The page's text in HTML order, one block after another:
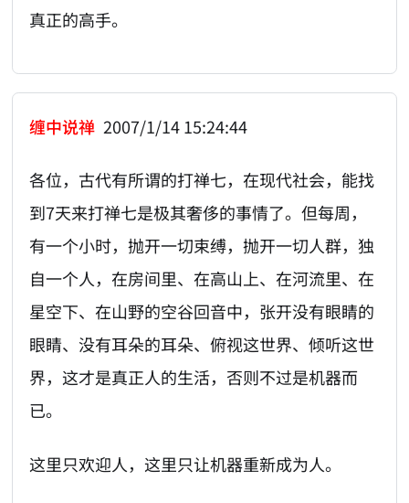
真正的高手。
缠中说禅 2007/1/14 15:24:44
各位，古代有所谓的打禅七，在现代社会，能找
到7天来打禅七是极其奢侈的事情了。但每周，
有一个小时，抛开一切束缚，抛开一切人群，独
自一个人，在房间里、在高山上、在河流里、在
星空下、在山野的空谷回音中，张开没有眼睛的
眼睛、没有耳朵的耳朵、俯视这世界、倾听这世
界，这才是真正人的生活，否则不过是机器而
已。
这里只欢迎人，这里只让机器重新成为人。